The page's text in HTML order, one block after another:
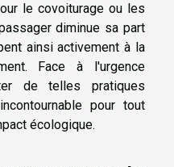
le covoiturage ou les
diminue sa part
ainsi activement à la
Face à l'urgence
de telles pratiques
pour tout
écologique.